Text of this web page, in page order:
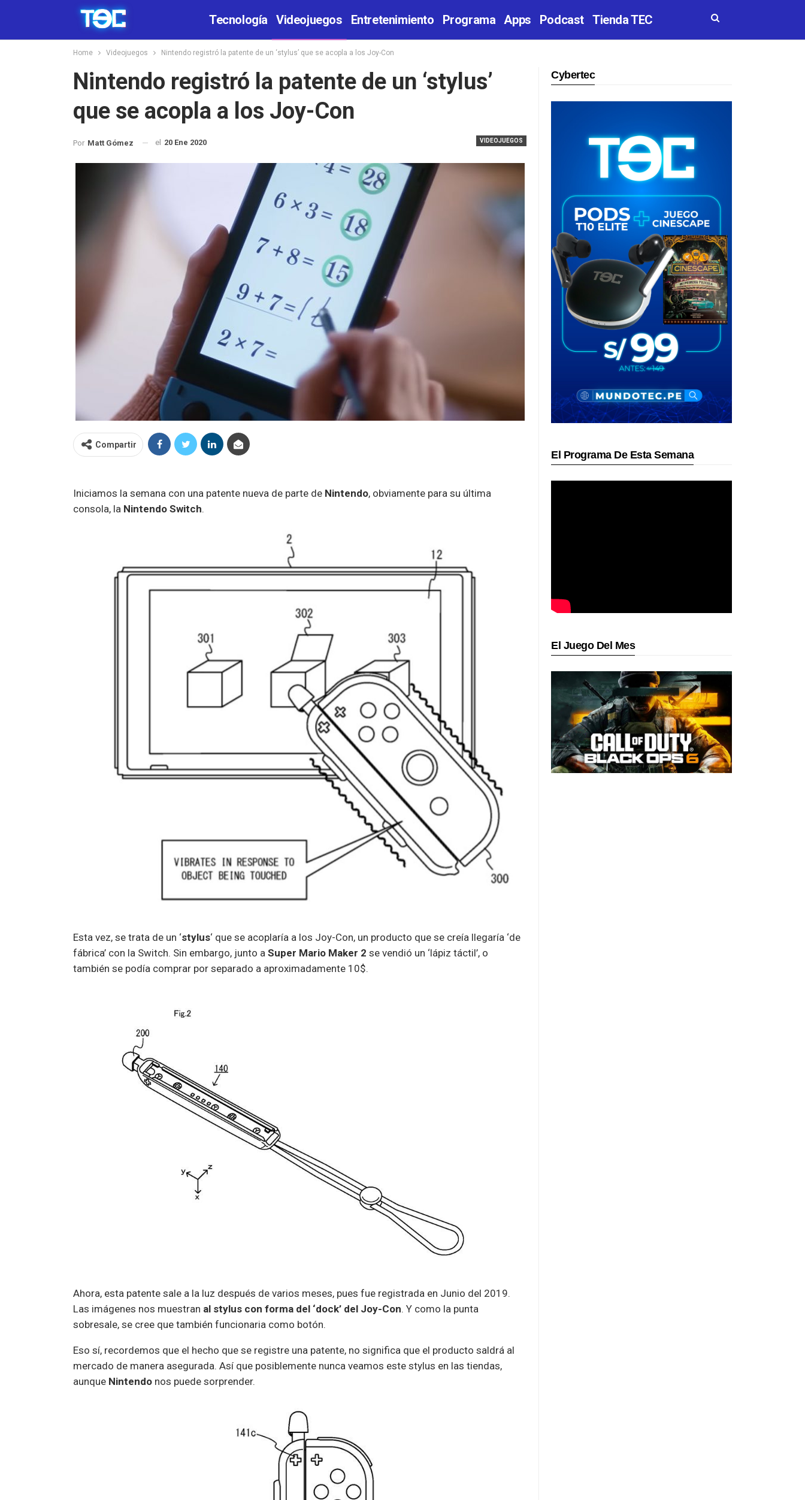
Tecnología Videojuegos Entretenimiento Programa Apps Podcast Tienda TEC
Home Videojuegos Nintendo registró la patente de un ‘stylus’ que se acopla a los Joy-Con
Nintendo registró la patente de un ‘stylus’
que se acopla a los Joy-Con
VIDEOJUEGOS
Por Matt Gómez el 20 Ene 2020
Compartir
Iniciamos la semana con una patente nueva de parte de Nintendo, obviamente para su última
consola, la Nintendo Switch.
Esta vez, se trata de un ‘stylus‘ que se acoplaría a los Joy-Con, un producto que se creía llegaría ‘de
fábrica’ con la Switch. Sin embargo, junto a Super Mario Maker 2 se vendió un ‘lápiz táctil’, o
también se podía comprar por separado a aproximadamente 10$.
Ahora, esta patente sale a la luz después de varios meses, pues fue registrada en Junio del 2019.
Las imágenes nos muestran al stylus con forma del ‘dock’ del Joy-Con. Y como la punta
sobresale, se cree que también funcionaria como botón.
Eso sí, recordemos que el hecho que se registre una patente, no significa que el producto saldrá al
mercado de manera asegurada. Así que posiblemente nunca veamos este stylus en las tiendas,
aunque Nintendo nos puede sorprender.
Cybertec
El Programa De Esta Semana
El Juego Del Mes